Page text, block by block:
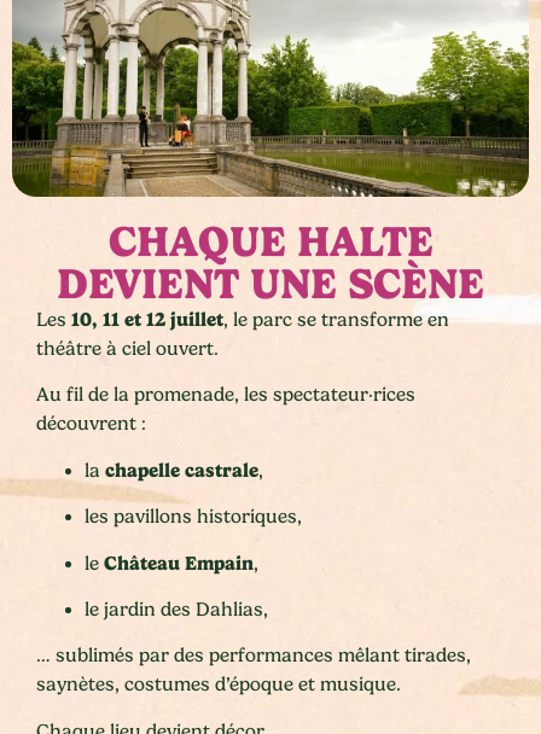
CHAQUE HALTE
DEVIENT UNE SCÈNE
Les 10, 11 et 12 juillet, le parc se transforme en
théâtre à ciel ouvert.
Au fil de la promenade, les spectateur·rices
découvrent :
la chapelle castrale,
les pavillons historiques,
le Château Empain,
le jardin des Dahlias,
… sublimés par des performances mêlant tirades,
saynètes, costumes d’époque et musique.